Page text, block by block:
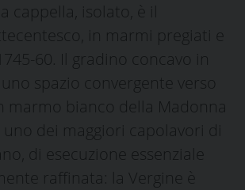
cappella, isolato, è il
in marmi pregiati e
60. Il gradino concavo in
spazio convergente verso
marmo bianco della Madonna
uno dei maggiori capolavori di
di esecuzione essenziale
raffinata: la Vergine è